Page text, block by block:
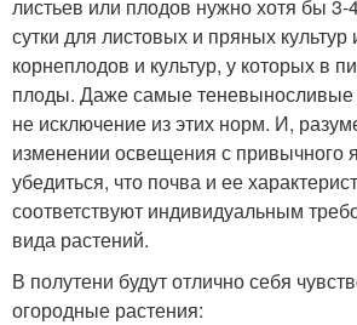
листьев или плодов нужно хотя бы 3-
сутки для листовых и пряных
корнеплодов и культур, у которых в
плоды. Даже самые
не исключение из этих норм. И,
изменении освещения с привычного
убедиться, что почва и ее
соответствуют индивидуальным
вида растений.
В полутени будут отлично себя
огородные растения: